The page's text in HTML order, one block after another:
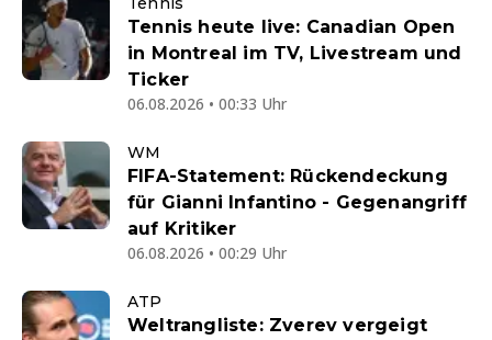
Tennis heute live: Canadian Open
in Montreal im TV, Livestream und
Ticker
06.08.2026 • 00:33 Uhr
WM
FIFA-Statement: Rückendeckung
für Gianni Infantino - Gegenangriff
auf Kritiker
06.08.2026 • 00:29 Uhr
ATP
Weltrangliste: Zverev vergeigt